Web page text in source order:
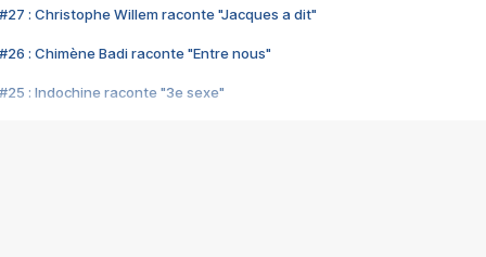
#27 : Christophe Willem raconte "Jacques a dit"
#26 : Chimène Badi raconte "Entre nous"
#25 : Indochine raconte "3e sexe"